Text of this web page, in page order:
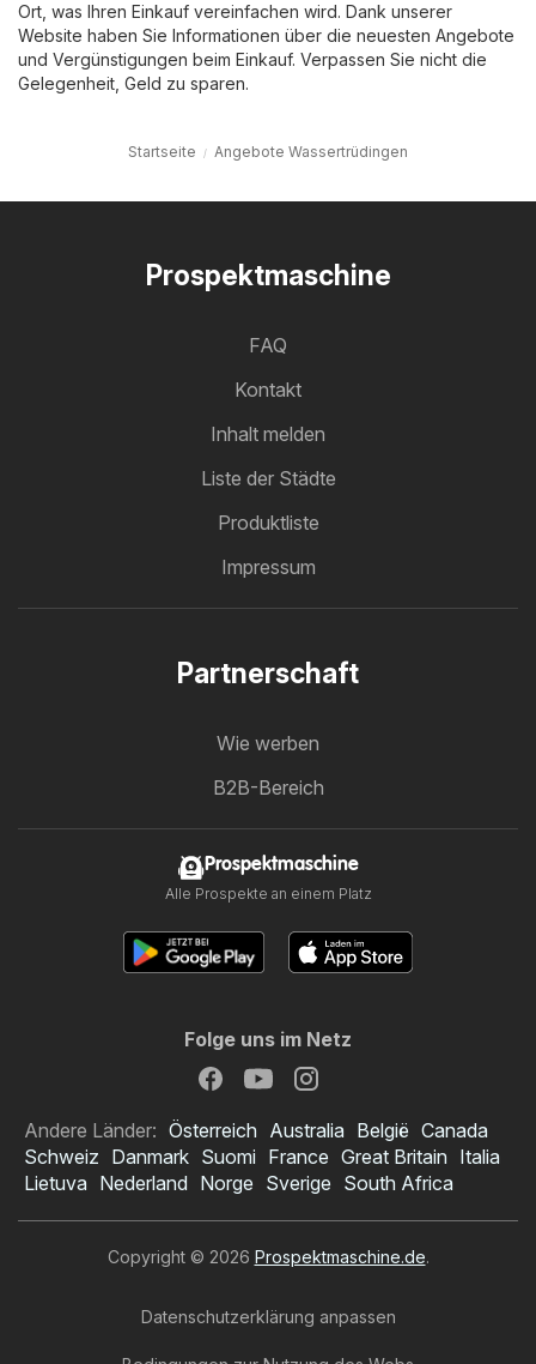
Ort, was Ihren Einkauf vereinfachen wird. Dank unserer
Website haben Sie Informationen über die neuesten Angebote
und Vergünstigungen beim Einkauf. Verpassen Sie nicht die
Gelegenheit, Geld zu sparen.
Startseite Angebote Wassertrüdingen
Prospektmaschine
FAQ
Kontakt
Inhalt melden
Liste der Städte
Produktliste
Impressum
Partnerschaft
Wie werben
B2B-Bereich
Prospektmaschine
Alle Prospekte an einem Platz
Folge uns im Netz
Andere Länder: Österreich Australia België Canada
Schweiz Danmark Suomi France Great Britain Italia
Lietuva Nederland Norge Sverige South Africa
Copyright © 2026 Prospektmaschine.de.
Datenschutzerklärung anpassen